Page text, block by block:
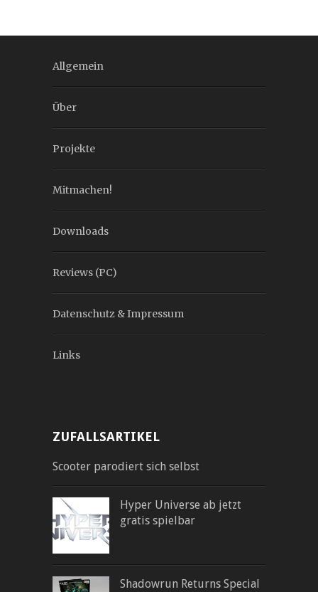
Allgemein
Über
Projekte
Mitmachen!
Downloads
Reviews (PC)
Datenschutz & Impressum
Links
ZUFALLSARTIKEL
Scooter parodiert sich selbst
Hyper Universe ab jetzt
gratis spielbar
Shadowrun Returns Special